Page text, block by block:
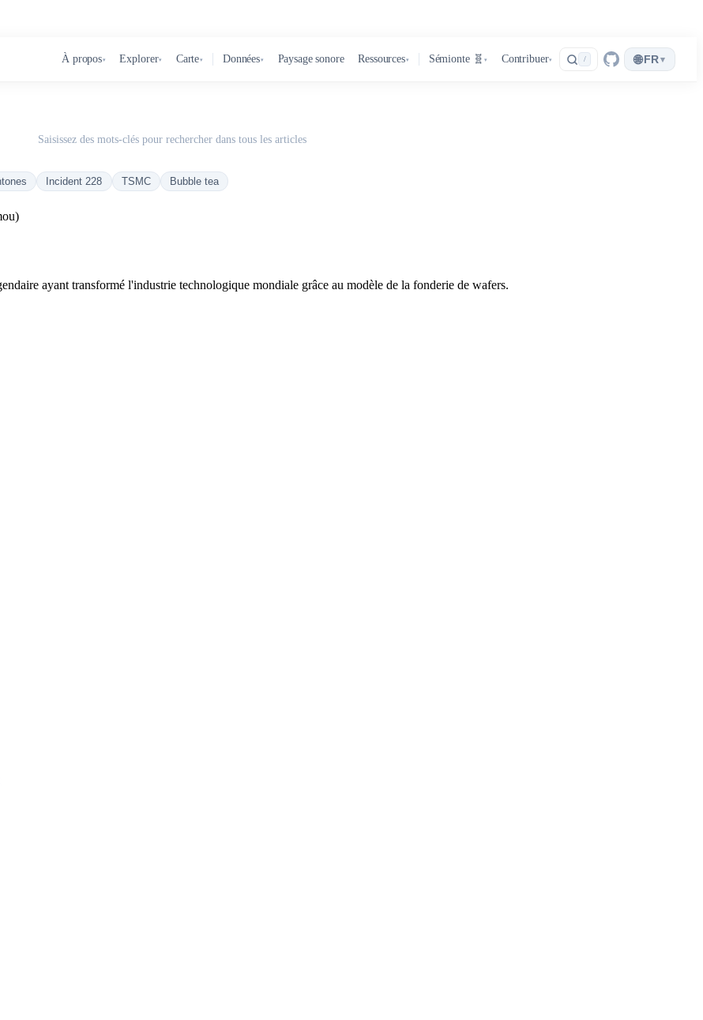
À propos▾ Explorer▾ Carte▾ Données▾ Paysage sonore Ressources▾ Sémionte 🧬 ▾ Contribuer▾ / 🌐FR ▾
Saisissez des mots-clés pour rechercher dans tous les articles
Incident 228 TSMC Bubble tea
ayant transformé l'industrie technologique mondiale grâce au modèle de la fonderie de wafers.